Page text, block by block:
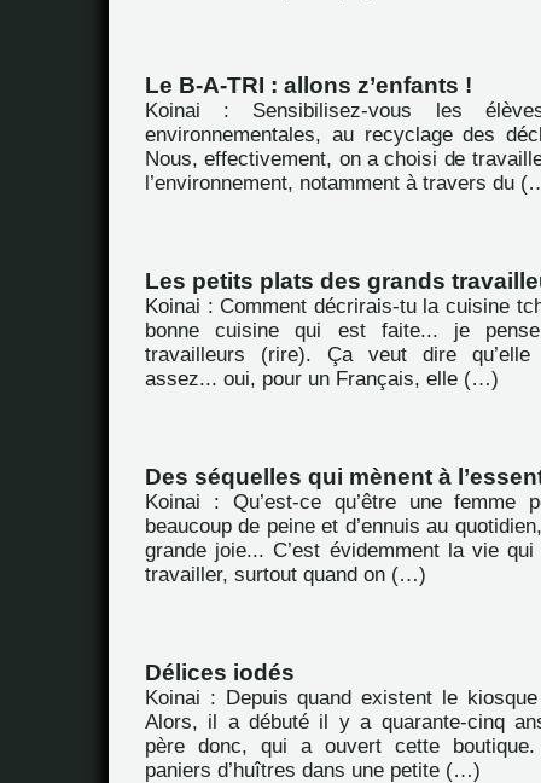
Le B-A-TRI : allons z’enfants !
Koinai : Sensibilisez-vous les
environnementales, au recyclage des
Nous, effectivement, on a choisi de
l’environnement, notamment à travers du
Les petits plats des grands
Koinai : Comment décrirais-tu la cuisine
bonne cuisine qui est faite... je
travailleurs (rire). Ça veut dire
assez... oui, pour un Français, elle (…)
Des séquelles qui mènent à
Koinai : Qu’est-ce qu’être une femme
beaucoup de peine et d’ennuis au
grande joie... C’est évidemment la vie
travailler, surtout quand on (…)
Délices iodés
Koinai : Depuis quand existent le
Alors, il a débuté il y a quarante-cinq
père donc, qui a ouvert cette
paniers d’huîtres dans une petite (…)